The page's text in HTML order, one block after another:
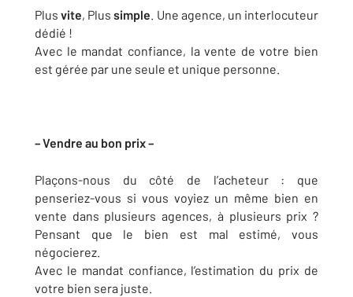
Plusvite, Plussimple. Une agence, un interlocuteur
dédié !
Avec le mandat confiance, la vente de votre bien
est gérée par une seule et unique personne.
– Vendre au bon prix –
Plaçons-nous du côté de l’acheteur : que
penseriez-vous si vous voyiez un même bien en
vente dans plusieurs agences, à plusieurs prix ?
Pensant que le bien est mal estimé, vous
négocierez.
Avec le mandat confiance, l’estimation du prix de
votre bien sera juste.